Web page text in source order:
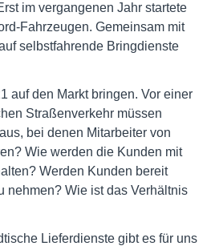
im vergangenen Jahr startete
Fahrzeugen. Gemeinsam mit
selbstfahrende Bringdienste
auf den Markt bringen. Vor einer
Straßenverkehr müssen
bei denen Mitarbeiter von
Wie werden die Kunden mit
Werden Kunden bereit
nehmen? Wie ist das Verhältnis
Lieferdienste gibt es für uns